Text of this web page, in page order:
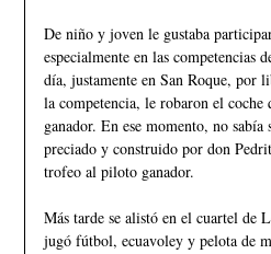
De niño y joven le gustaba
especialmente en las competencias
día, justamente en San Roque, por
la competencia, le robaron el coche
ganador. En ese momento, no
preciado y construido por don
trofeo al piloto ganador.
Más tarde se alistó en el cuartel de
jugó fútbol, ecuavoley y pelota de